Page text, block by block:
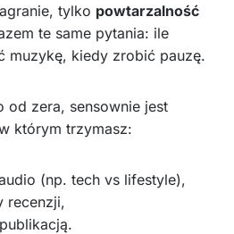
tylko powtarzalność
te same pytania: ile
muzykę, kiedy zrobić pauzę.
od zera, sensownie jest
którym trzymasz:
(np. tech vs lifestyle),
recenzji,